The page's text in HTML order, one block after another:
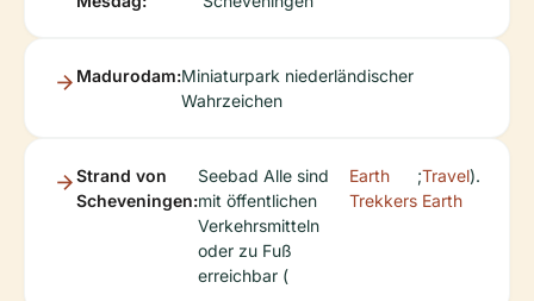
Madurodam:Miniaturpark niederländischer
Wahrzeichen
Strand von
Scheveningen:
Seebad Alle sind
mit öffentlichen
Verkehrsmitteln
oder zu Fuß
erreichbar (
Earth
Trekkers
;Travel
Earth
).